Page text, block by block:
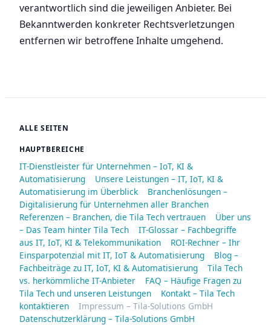
verantwortlich sind die jeweiligen Anbieter. Bei
Bekanntwerden konkreter Rechtsverletzungen
entfernen wir betroffene Inhalte umgehend.
ALLE SEITEN
HAUPTBEREICHE
IT-Dienstleister für Unternehmen – IoT, KI &
Automatisierung
Unsere Leistungen – IT, IoT, KI &
Automatisierung im Überblick
Branchenlösungen –
Digitalisierung für Unternehmen aller Branchen
Referenzen – Branchen, die Tila Tech vertrauen
Über uns
– Das Team hinter Tila Tech
IT-Glossar – Fachbegriffe
aus IT, IoT, KI & Telekommunikation
ROI-Rechner – Ihr
Einsparpotenzial mit IT, IoT & Automatisierung
Blog –
Fachbeiträge zu IT, IoT, KI & Automatisierung
Tila Tech
vs. herkömmliche IT-Anbieter
FAQ – Häufige Fragen zu
Tila Tech und unseren Leistungen
Kontakt – Tila Tech
kontaktieren
Impressum – Tila-Solutions GmbH
Datenschutzerklärung – Tila-Solutions GmbH